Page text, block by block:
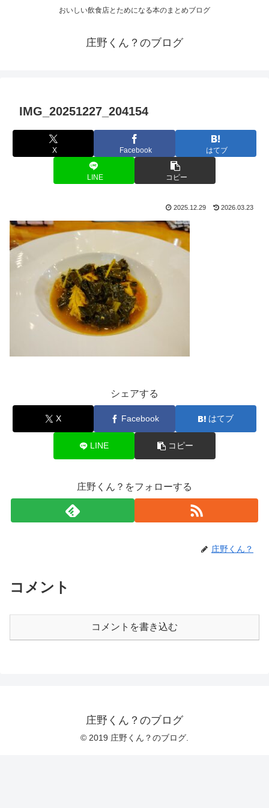
おいしい飲食店とためになる本のまとめブログ
庄野くん？のブログ
IMG_20251227_204154
X Facebook はてブ
LINE コピー
2025.12.29 2026.03.23
シェアする
X Facebook はてブ
LINE コピー
庄野くん？をフォローする
庄野くん？
コメント
コメントを書き込む
庄野くん？のブログ
© 2019 庄野くん？のブログ.